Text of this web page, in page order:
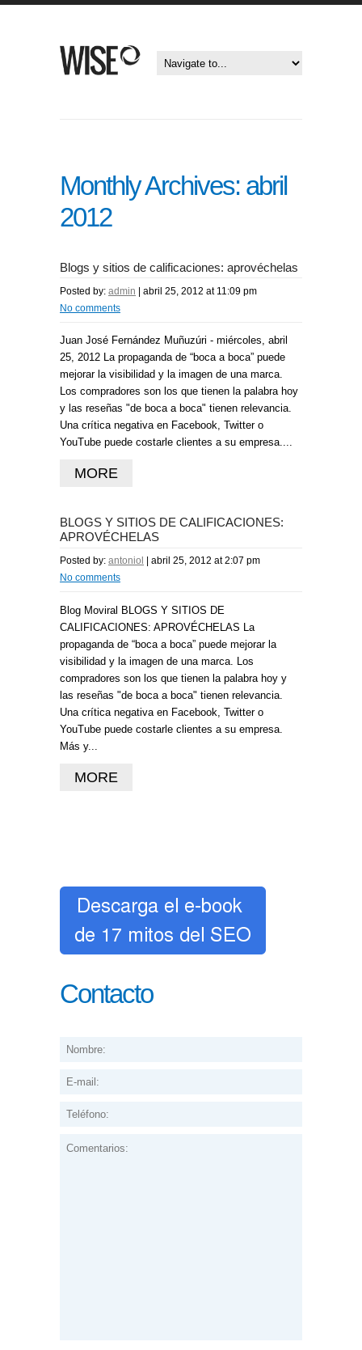
Monthly Archives: abril
2012
Blogs y sitios de calificaciones: aprovéchelas
Posted by: admin | abril 25, 2012 at 11:09 pm
No comments
Juan José Fernández Muñuzúri - miércoles, abril
25, 2012 La propaganda de “boca a boca” puede
mejorar la visibilidad y la imagen de una marca.
Los compradores son los que tienen la palabra hoy
y las reseñas "de boca a boca" tienen relevancia.
Una crítica negativa en Facebook, Twitter o
YouTube puede costarle clientes a su empresa....
MORE
BLOGS Y SITIOS DE CALIFICACIONES:
APROVÉCHELAS
Posted by: antoniol
abril 25, 2012 at 2:07 pm
No comments
Blog Moviral BLOGS Y SITIOS DE
CALIFICACIONES: APROVÉCHELAS La
propaganda de “boca a boca” puede mejorar la
visibilidad y la imagen de una marca. Los
compradores son los que tienen la palabra hoy y
las reseñas "de boca a boca" tienen relevancia.
Una crítica negativa en Facebook, Twitter o
YouTube puede costarle clientes a su empresa.
Más y...
MORE
Contacto